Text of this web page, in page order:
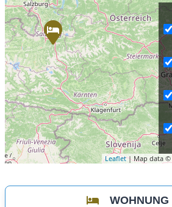
Leaflet| Map data ©
WOHNUNG